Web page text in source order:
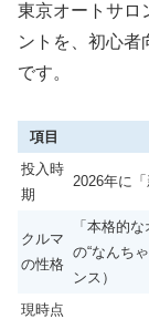
東京オートサロ
ントを、初心者
です。
項目
投入時
期
2026年に
クルマ
の性格
「本格的
の“なんち
ンス）
現時点